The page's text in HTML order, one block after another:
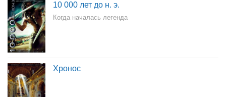
10 000 лет до н. э.
Когда началась легенда
Хронос